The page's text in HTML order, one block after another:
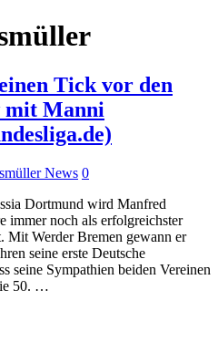
Tick vor den
mit Manni
News 0
Dortmund wird Manfred
immer noch als erfolgreichster
Mit Werder Bremen gewann er
seine erste Deutsche
seine Sympathien beiden Vereinen
50. …